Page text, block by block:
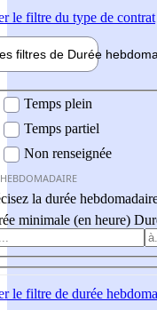
le filtre du type de contrat
filtres de Durée hebdo
Temps plein
Temps partiel
Non renseignée
la durée
minimale (en heure)
le filtre de durée